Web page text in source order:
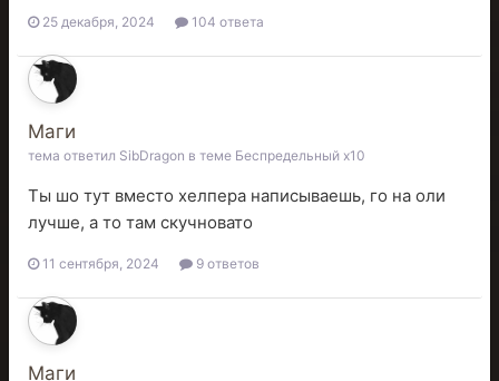
25 декабря, 2024 104 ответа
Маги
тема ответил SibDragon в теме Беспредельный x10
Ты шо тут вместо хелпера написываешь, го на оли
лучше, а то там скучновато
11 сентября, 2024 9 ответов
Маги